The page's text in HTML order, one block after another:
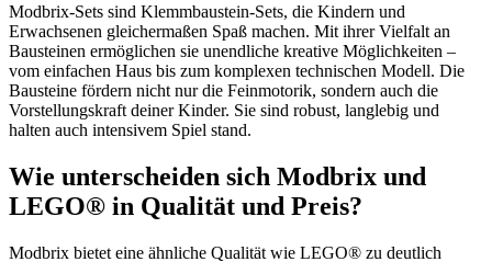
Modbrix-Sets sind Klemmbaustein-Sets, die Kindern und
Erwachsenen gleichermaßen Spaß machen. Mit ihrer Vielfalt an
Bausteinen ermöglichen sie unendliche kreative Möglichkeiten –
vom einfachen Haus bis zum komplexen technischen Modell. Die
Bausteine fördern nicht nur die Feinmotorik, sondern auch die
Vorstellungskraft deiner Kinder. Sie sind robust, langlebig und
halten auch intensivem Spiel stand.
Wie unterscheiden sich Modbrix und
LEGO® in Qualität und Preis?
Modbrix bietet eine ähnliche Qualität wie LEGO® zu deutlich